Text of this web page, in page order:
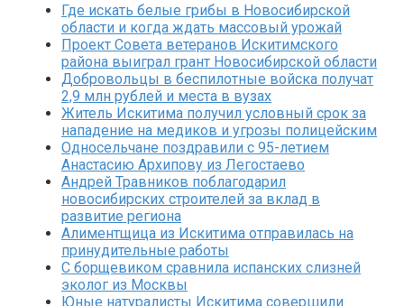
Где искать белые грибы в Новосибирской
области и когда ждать массовый урожай
Проект Совета ветеранов Искитимского
района выиграл грант Новосибирской области
Добровольцы в беспилотные войска получат
2,9 млн рублей и места в вузах
Житель Искитима получил условный срок за
нападение на медиков и угрозы полицейским
Односельчане поздравили с 95-летием
Анастасию Архипову из Легостаево
Андрей Травников поблагодарил
новосибирских строителей за вклад в
развитие региона
Алиментщица из Искитима отправилась на
принудительные работы
С борщевиком сравнила испанских слизней
эколог из Москвы
Юные натуралисты Искитима совершили